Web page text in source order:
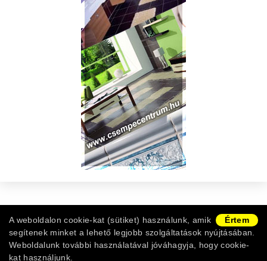
Értem
A weboldalon cookie-kat (sütiket) használunk, amik
segítenek minket a lehető legjobb szolgáltatások nyújtásában.
Weboldalunk további használatával jóváhagyja, hogy cookie-
kat használjunk.
ÁSZF|
Adatvédelem
Vásárlói információk | Ügyfélszolgálat